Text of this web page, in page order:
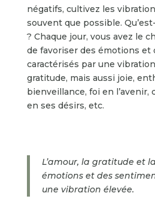
négatifs, cultivez les
souvent que possible.
? Chaque jour, vous avez le
de favoriser des émotions et
caractérisés par une
gratitude, mais aussi joie,
bienveillance, foi en l’avenir,
en ses désirs, etc.
L’amour, la gratitude et
émotions et des
une vibration élevée.